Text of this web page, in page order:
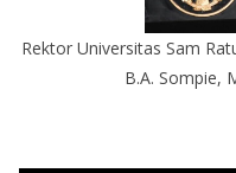
Rektor Universitas Sam
B.A. Sompie,